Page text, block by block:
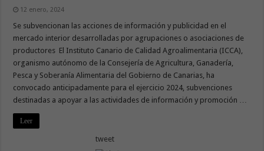
12 enero, 2024
Se subvencionan las acciones de información y publicidad en el
mercado interior desarrolladas por agrupaciones o asociaciones de
productores El Instituto Canario de Calidad Agroalimentaria (ICCA),
organismo autónomo de la Consejería de Agricultura, Ganadería,
Pesca y Soberanía Alimentaria del Gobierno de Canarias, ha
convocado anticipadamente para el ejercicio 2024, subvenciones
destinadas a apoyar a las actividades de información y promoción …
Leer
tweet